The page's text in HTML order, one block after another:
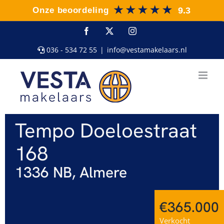
Facebook Instagram
036 - 534 72 55 | info@vestamakelaars.nl
Tempo Doeloestraat
168
1336 NB, Almere
€365.000
Verkocht